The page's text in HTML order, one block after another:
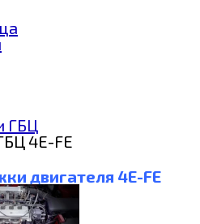
4E-FE
двигателя 4E-FE